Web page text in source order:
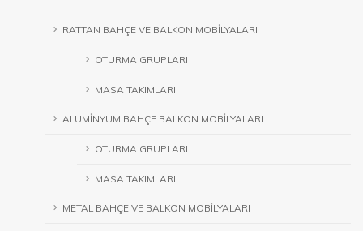
RATTAN BAHÇE VE BALKON MOBİLYALARI
OTURMA GRUPLARI
MASA TAKIMLARI
ALUMİNYUM BAHÇE BALKON MOBİLYALARI
OTURMA GRUPLARI
MASA TAKIMLARI
METAL BAHÇE VE BALKON MOBİLYALARI